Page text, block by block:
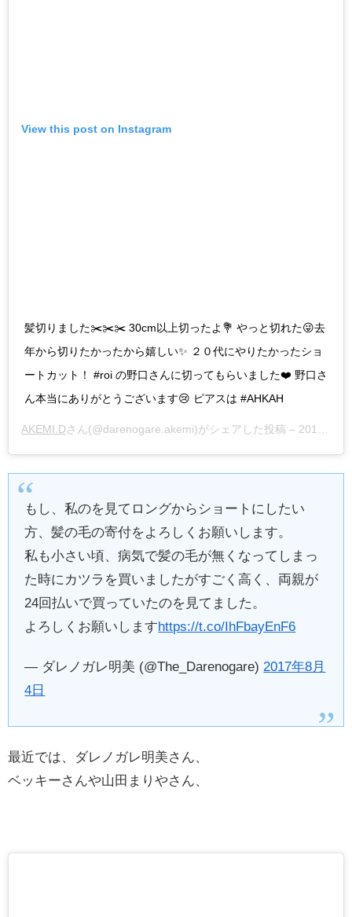
View this post on Instagram
髪切りました✂️✂️✂️ 30cm以上切ったよ💐 やっと切れた😜去
年から切りたかったから嬉しい✨ ２０代にやりたかったショ
ートカット！ #roi の野口さんに切ってもらいました❤️ 野口さ
ん本当にありがとうございます😢 ピアスは #AHKAH
AKEMI.Dさん(@darenogare.akemi)がシェアした投稿 – 2017年 8月月3日午後11時46分PDT
もし、私のを見てロングからショートにしたい
方、髪の毛の寄付をよろしくお願いします。
私も小さい頃、病気で髪の毛が無くなってしまっ
た時にカツラを買いましたがすごく高く、両親が
24回払いで買っていたのを見てました。
よろしくお願いしますhttps://t.co/IhFbayEnF6
— ダレノガレ明美 (@The_Darenogare) 2017年8月
4日
最近では、ダレノガレ明美さん、
ベッキーさんや山田まりやさん、